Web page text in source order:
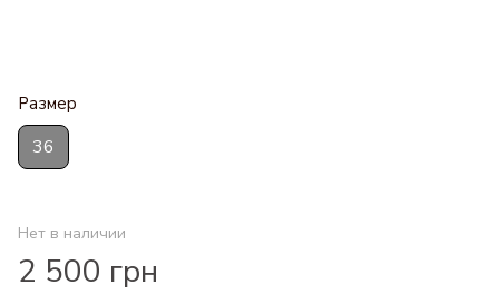
Размер
36
Нет в наличии
2 500 грн